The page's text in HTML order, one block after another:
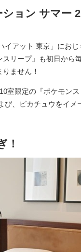
ョン サマー
アット 東京」におじ
リープ』も初日から
ません！
室限定の『ポケモン
び、ピカチュウをイメ
！